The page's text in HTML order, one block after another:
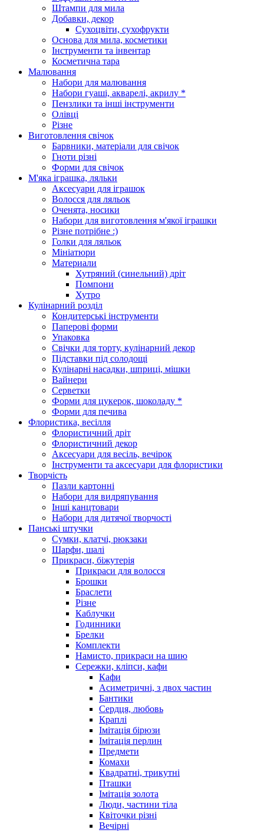
Штампи для мила
Добавки, декор
Сухоцвіти, сухофрукти
Основа для мила, косметики
Інструменти та інвентар
Косметична тара
Малювання
Набори для малювання
Набори гуаші, акварелі, акрилу *
Пензлики та інші інструменти
Олівці
Різне
Виготовлення свічок
Барвники, матеріали для свічок
Гноти різні
Форми для свічок
М'яка іграшка, ляльки
Аксесуари для іграшок
Волосся для ляльок
Оченята, носики
Набори для виготовлення м'якої іграшки
Різне потрібне :)
Голки для ляльок
Мініатюри
Материали
Хутряний (синельний) дріт
Помпони
Хутро
Кулінарний розділ
Кондитерські інструменти
Паперові форми
Упаковка
Свічки для торту, кулінарний декор
Підставки під солодощі
Кулінарні насадки, шприці, мішки
Вайнери
Серветки
Форми для цукерок, шоколаду *
Форми для печива
Флористика, весілля
Флористичний дріт
Флористичний декор
Аксесуари для весіль, вечірок
Інструменти та аксесуари для флористики
Творчість
Пазли картонні
Набори для видряпування
Інші канцтовари
Набори для дитячої творчості
Панські штучки
Сумки, клатчі, рюкзаки
Шарфи, шалі
Прикраси, біжутерія
Прикраси для волосся
Брошки
Браслети
Різне
Каблучки
Годинники
Брелки
Комплекти
Намисто, прикраси на шию
Сережки, кліпси, кафи
Кафи
Асиметричні, з двох частин
Бантики
Сердця, любовь
Краплі
Імітація бірюзи
Імітація перлин
Предмети
Комахи
Квадратні, трикутні
Пташки
Імітація золота
Люди, частини тіла
Квіточки різні
Вечірні